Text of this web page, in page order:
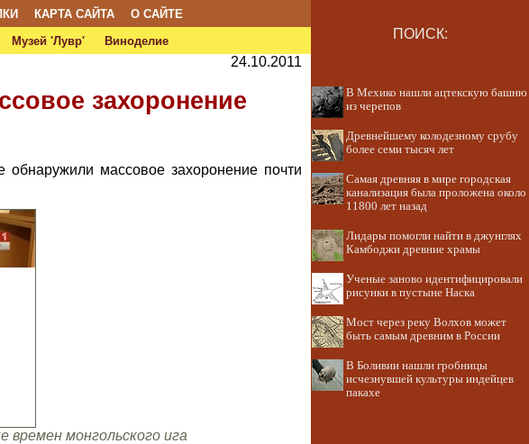
КАРТА САЙТА
О САЙТЕ
Музей 'Лувр' Виноделие ПОИСК:
24.10.2011
захоронение
массовое захоронение почти
времен монгольского ига
В Мехико нашли ацтекскую башню
из черепов
Древнейшему колодезному срубу
более семи тысяч лет
Самая древняя в мире городская
канализация была проложена около
11800 лет назад
Лидары помогли найти в джунглях
Камбоджи древние храмы
Ученые заново идентифицировали
рисунки в пустыне Наска
Мост через реку Волхов может
быть самым древним в России
В Боливии нашли гробницы
исчезнувшей культуры индейцев
пакахе